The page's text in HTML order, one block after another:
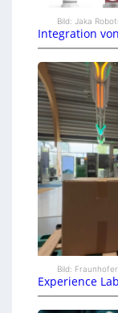
Bild: Jaka
Integration
Bild:
Experience